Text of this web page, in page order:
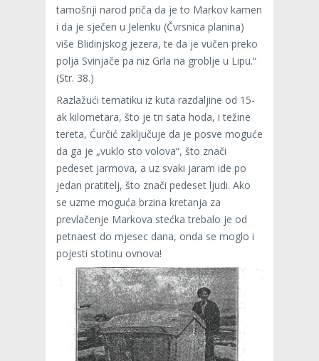
tamošnji narod priča da je to Markov kamen
i da je sječen u Jelenku (Čvrsnica planina)
više Blidinjskog jezera, te da je vučen preko
polja Svinjače pa niz Grla na groblje u Lipu.“
(Str. 38.)
Razlažući tematiku iz kuta razdaljine od 15-
ak kilometara, što je tri sata hoda, i težine
tereta, Ćurčić zaključuje da je posve moguće
da ga je „vuklo sto volova“, što znači
pedeset jarmova, a uz svaki jaram ide po
jedan pratitelj, što znači pedeset ljudi. Ako
se uzme moguća brzina kretanja za
prevlačenje Markova stećka trebalo je od
petnaest do mjesec dana, onda se moglo i
pojesti stotinu ovnova!